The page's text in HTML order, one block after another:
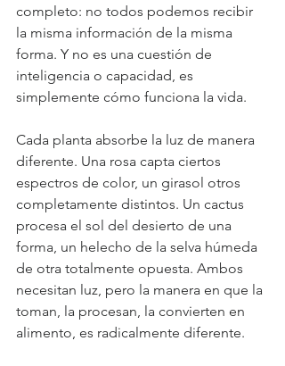
completo: no todos podemos recibir
la misma información de la misma
forma. Y no es una cuestión de
inteligencia o capacidad, es
simplemente cómo funciona la vida.
Cada planta absorbe la luz de manera
diferente. Una rosa capta ciertos
espectros de color, un girasol otros
completamente distintos. Un cactus
procesa el sol del desierto de una
forma, un helecho de la selva húmeda
de otra totalmente opuesta. Ambos
necesitan luz, pero la manera en que la
toman, la procesan, la convierten en
alimento, es radicalmente diferente.